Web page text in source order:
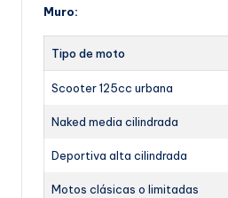
Muro:
Tipo de moto
Scooter 125cc urbana
Naked media cilindrada
Deportiva alta cilindrada
Motos clásicas o limitadas